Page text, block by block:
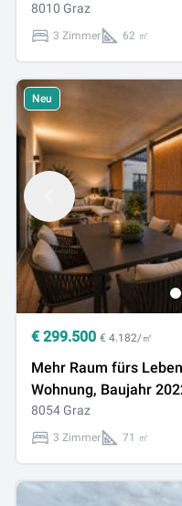
8010 Graz
3 Zimmer 62 ㎡
Neu
€ 299.500 € 4.182/㎡
Mehr Raum fürs
Wohnung, Baujahr
8054 Graz
3 Zimmer 71 ㎡